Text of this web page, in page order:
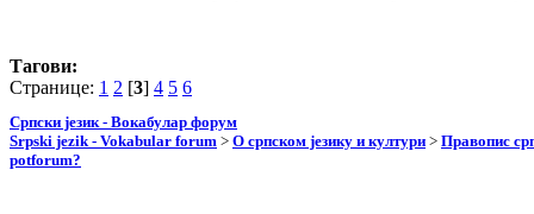
Тагови:
Странице: 1 2 [3] 4 5 6
Српски језик - Вокабулар форум
Srpski jezik - Vokabular forum > О српском језику и култури > Правопис
potforum?